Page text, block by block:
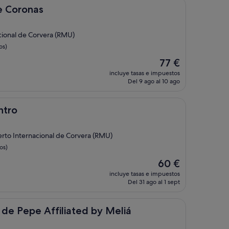
Coronas
de Corvera (RMU)
El
precio
actual
77 €
incluye tasas e impuestos
Del 9 ago al 10 ago
Internacional de Corvera (RMU)
El
precio
actual
60 €
incluye tasas e impuestos
Del 31 ago al 1 sept
de Pepe Affiliated by Meliá
Affiliated by Meliá